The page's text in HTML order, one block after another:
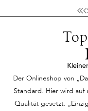
Der Onlineshop von
Standard. Hier wird
Qualität gesetzt.